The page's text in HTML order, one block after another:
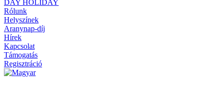
DAY HOLIDAY
Rólunk
Helyszínek
Aranynap-díj
Hírek
Kapcsolat
Támogatás
Regisztráció